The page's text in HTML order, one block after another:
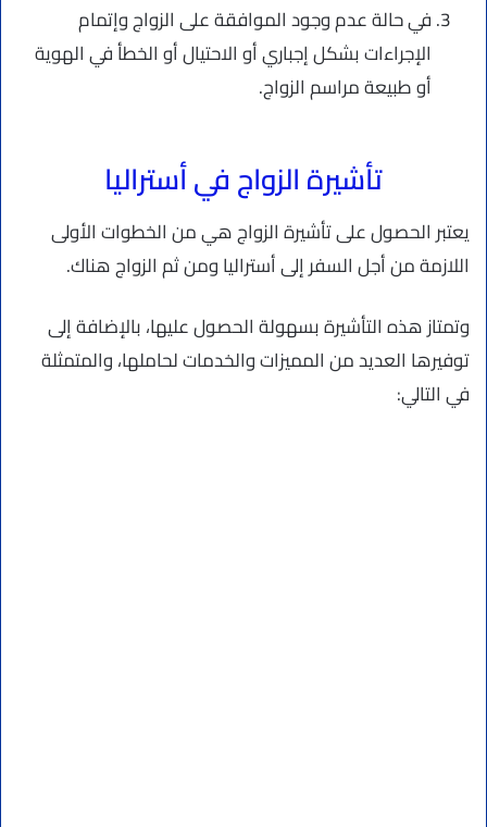
في حالة عدم وجود الموافقة على الزواج وإتمام
الإجراءات بشكل إجباري أو الاحتيال أو الخطأ في الهوية
أو طبيعة مراسم الزواج.
تأشيرة الزواج في أستراليا
يعتبر الحصول على تأشيرة الزواج هي من الخطوات الأولى
اللازمة من أجل السفر إلى أستراليا ومن ثم الزواج هناك.
وتمتاز هذه التأشيرة بسهولة الحصول عليها، بالإضافة إلى
توفيرها العديد من المميزات والخدمات لحاملها، والمتمثلة
في التالي: